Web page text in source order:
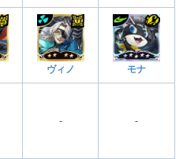
ヴィノ モナ
- -